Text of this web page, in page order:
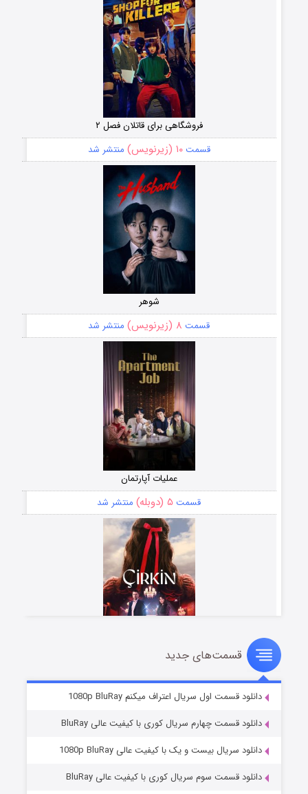
فروشگاهی برای قاتلان فصل ۲
قسمت۱۰ (زیرنویس) منتشر شد
شوهر
قسمت ۸ (زیرنویس) منتشر شد
عملیات آپارتمان
قسمت ۵ (دوبله) منتشر شد
سریال زشت
قسمت۲ (زیرنویس) منتشر شد
قسمت‌های جدید
دانلود قسمت اول سریال اعتراف میکنم 1080p BluRay
دانلود قسمت چهارم سریال کوری با کیفیت عالی BluRay
دانلود سریال بیست و یک با کیفیت عالی 1080p BluRay
دانلود قسمت سوم سریال کوری با کیفیت عالی BluRay